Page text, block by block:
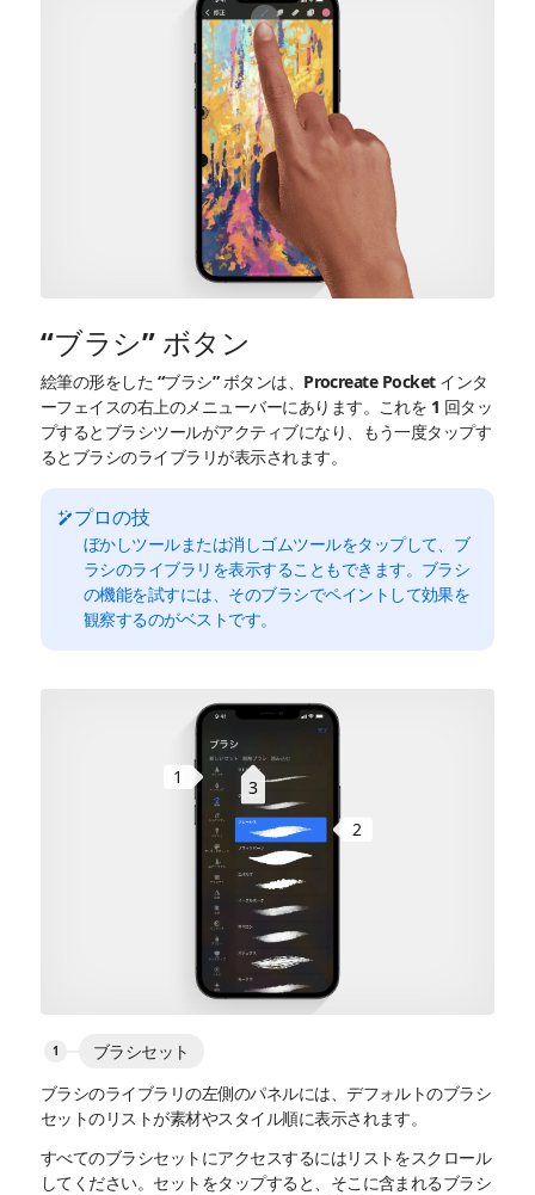
“ブラシ” ボタン
絵筆の形をした “ブラシ” ボタンは、Procreate Pocket インタ
ーフェイスの右上のメニューバーにあります。これを 1 回タッ
プするとブラシツールがアクティブになり、もう一度タップす
るとブラシのライブラリが表示されます。
プロの技
ぼかしツールまたは消しゴムツールをタップして、ブ
ラシのライブラリを表示することもできます。ブラシ
の機能を試すには、そのブラシでペイントして効果を
観察するのがベストです。
1
2
3
ブラシセット
ブラシのライブラリの左側のパネルには、デフォルトのブラシ
セットのリストが素材やスタイル順に表示されます。
すべてのブラシセットにアクセスするにはリストをスクロール
してください。セットをタップすると、そこに含まれるブラシ